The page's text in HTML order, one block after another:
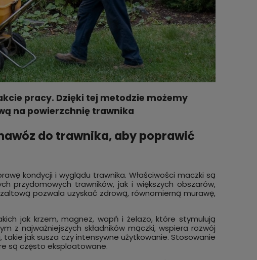
pracy. Dzięki tej metodzie możemy
na powierzchnię trawnika
do trawnika, aby poprawić
kondycji i wyglądu trawnika. Właściwości maczki są
przydomowych trawników, jak i większych obszarów,
pozwala uzyskać zdrową, równomierną murawę,
jak krzem, magnez, wapń i żelazo, które stymulują
z najważniejszych składników mączki, wspiera rozwój
jak susza czy intensywne użytkowanie. Stosowanie
są często eksploatowane.